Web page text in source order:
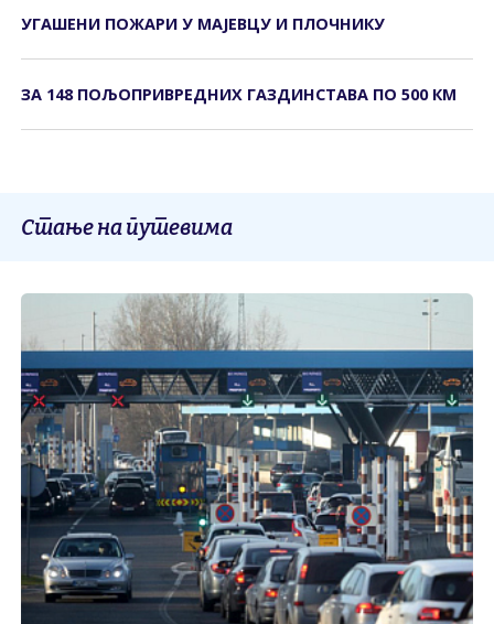
УГАШЕНИ ПОЖАРИ У МАЈЕВЦУ И ПЛОЧНИКУ
ЗА 148 ПОЉОПРИВРЕДНИХ ГАЗДИНСТАВА ПО 500 КМ
Стање на путевима